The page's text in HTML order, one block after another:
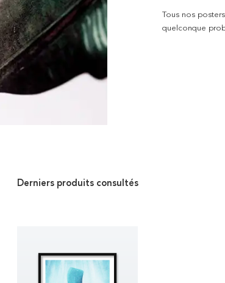
Tous nos
quelconque
Derniers produits consultés